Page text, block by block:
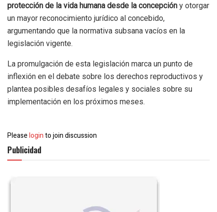
protección de la vida humana desde la concepción y otorgar
un mayor reconocimiento jurídico al concebido,
argumentando que la normativa subsana vacíos en la
legislación vigente.
La promulgación de esta legislación marca un punto de
inflexión en el debate sobre los derechos reproductivos y
plantea posibles desafíos legales y sociales sobre su
implementación en los próximos meses.
Pleaseloginto join discussion
Publicidad